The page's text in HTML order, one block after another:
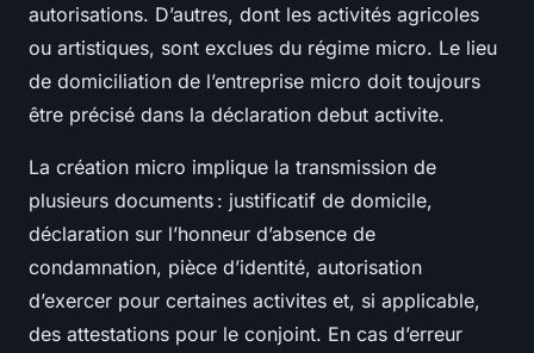
autorisations. D’autres, dont les activités agricoles
ou artistiques, sont exclues du régime micro. Le lieu
de domiciliation de l’entreprise micro doit toujours
être précisé dans la déclaration debut activite.
La création micro implique la transmission de
plusieurs documents : justificatif de domicile,
déclaration sur l’honneur d’absence de
condamnation, pièce d’identité, autorisation
d’exercer pour certaines activites et, si applicable,
des attestations pour le conjoint. En cas d’erreur